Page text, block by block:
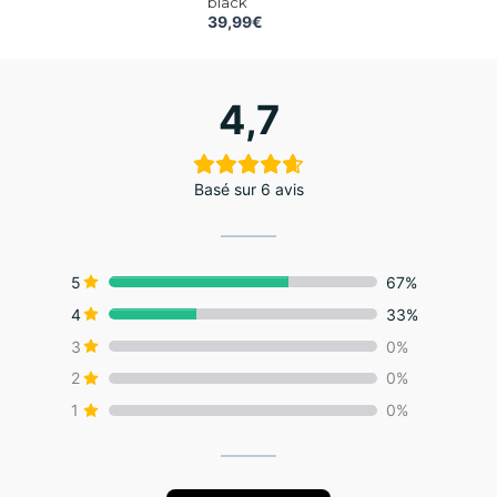
39,99€
du
4,7
Basé sur 6 avis
5
67%
4
33%
3
0%
2
0%
1
0%